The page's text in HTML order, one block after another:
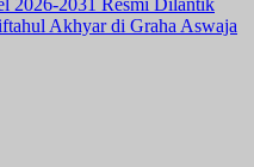
Akhyar di Graha Aswaja